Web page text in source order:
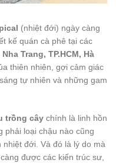
(nhiệt đới) ngày càng
kế quán cà phê tại các
Trang, TP.HCM, Hà
thiên nhiên, gợi cảm giác
tự nhiên và những gam
trồng cây chính là linh hồn
phải loại chậu nào cũng
đới. Và đó là lý do mà
được các kiến trúc sư,